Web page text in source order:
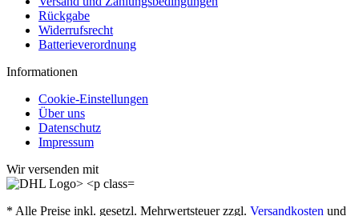
Rückgabe
Widerrufsrecht
Batterieverordnung
Informationen
Cookie-Einstellungen
Über uns
Datenschutz
Impressum
Wir versenden mit
* Alle Preise inkl. gesetzl. Mehrwertsteuer zzgl. Versandkosten und